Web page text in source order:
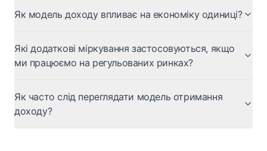
Як модель доходу впливає на економіку одиниці?
Які додаткові міркування застосовуються, якщо
ми працюємо на регульованих ринках?
Як часто слід переглядати модель отримання
доходу?